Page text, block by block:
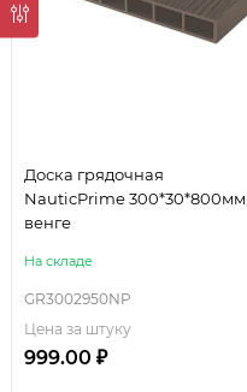
Доска грядочная
NauticPrime 300*30*800мм,
венге
На складе
GR3002950NP
Цена за штуку
999.00 ₽